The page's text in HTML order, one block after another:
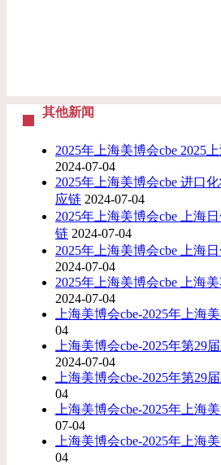
其他新闻
2025年上海美博会cbe 2025
2024-07-04
2025年上海美博会cbe 进口
应链 2024-07-04
2025年上海美博会cbe 上海
链 2024-07-04
2025年上海美博会cbe 上海
2024-07-04
2025年上海美博会cbe 上海
2024-07-04
上海美博会cbe-2025年上海
04
上海美博会cbe-2025年第29
2024-07-04
上海美博会cbe-2025年第29
04
上海美博会cbe-2025年上海
07-04
上海美博会cbe-2025年上海
04